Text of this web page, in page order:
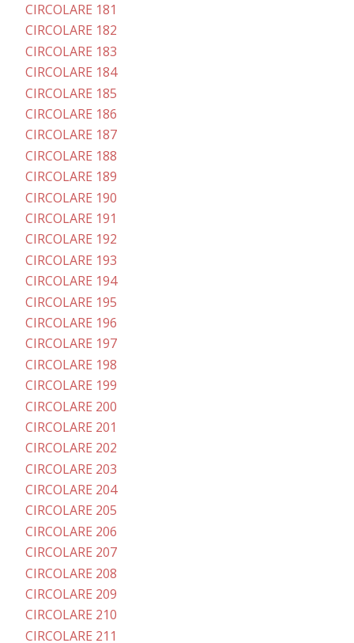
CIRCOLARE 181
CIRCOLARE 182
CIRCOLARE 183
CIRCOLARE 184
CIRCOLARE 185
CIRCOLARE 186
CIRCOLARE 187
CIRCOLARE 188
CIRCOLARE 189
CIRCOLARE 190
CIRCOLARE 191
CIRCOLARE 192
CIRCOLARE 193
CIRCOLARE 194
CIRCOLARE 195
CIRCOLARE 196
CIRCOLARE 197
CIRCOLARE 198
CIRCOLARE 199
CIRCOLARE 200
CIRCOLARE 201
CIRCOLARE 202
CIRCOLARE 203
CIRCOLARE 204
CIRCOLARE 205
CIRCOLARE 206
CIRCOLARE 207
CIRCOLARE 208
CIRCOLARE 209
CIRCOLARE 210
CIRCOLARE 211